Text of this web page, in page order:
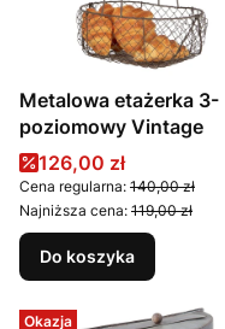
Metalowa etażerka 3-
poziomowy Vintage
Cena promocyjna
126,00 zł
Cena regularna: 140,00 zł
Najniższa cena: 119,00 zł
Do koszyka
Okazja